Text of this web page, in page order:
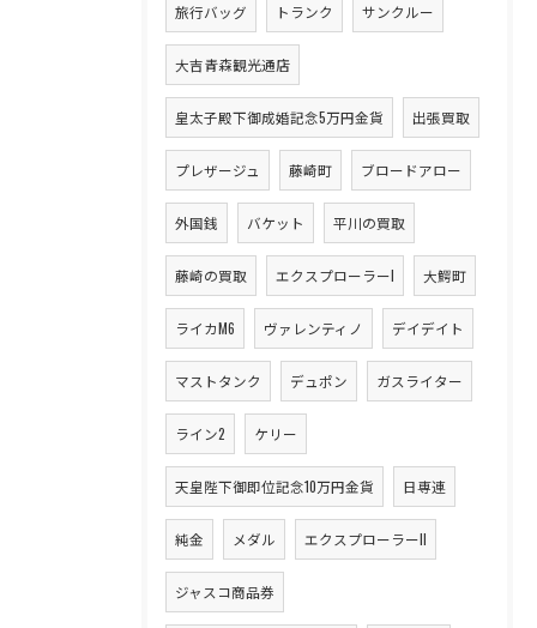
旅行バッグ トランク サンクルー
大吉青森観光通店
皇太子殿下御成婚記念5万円金貨 出張買取
プレザージュ 藤崎町 ブロードアロー
外国銭 バケット 平川の買取
藤崎の買取 エクスプローラーI 大鰐町
ライカM6 ヴァレンティノ デイデイト
マストタンク デュポン ガスライター
ライン2 ケリー
天皇陛下御即位記念10万円金貨 日専連
純金 メダル エクスプローラーII
ジャスコ商品券